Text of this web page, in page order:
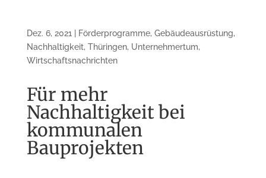
Dez. 6, 2021 Förderprogramme, Gebäudeausrüstung,
Nachhaltigkeit, Thüringen, Unternehmertum,
Wirtschaftsnachrichten
Für mehr
Nachhaltigkeit bei
kommunalen
Bauprojekten